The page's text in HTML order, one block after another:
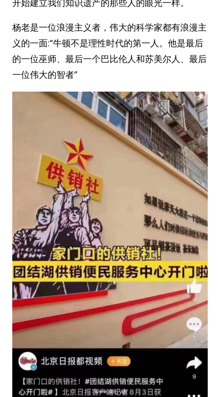
开始建立我们知识遗产的那些人的眼光一样。
杨老是一位浪漫主义者，伟大的科学家都有浪漫主
义的一面:“牛顿不是理性时代的第一人。他是最后
的一位巫师、最后一个巴比伦人和苏美尔人、最后
一位伟大的智者”